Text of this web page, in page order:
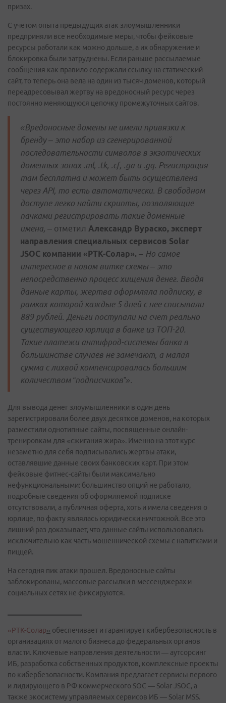
призах.
С учетом опыта предыдущих атак злоумышленники
предприняли все необходимые меры, чтобы фейковые
ресурсы работали как можно дольше, а их обнаружение и
блокировка были затруднены. Если раньше рассылаемые
сообщения как правило содержали ссылку на статический
сайт, то теперь она вела на один из тысяч доменов, который
переадресовывал жертву на вредоносный ресурс через
постоянно меняющуюся цепочку промежуточных сайтов.
«Вредоносные домены не имели привязки к
бренду – это набор из сгенерированной
последовательности символов в экзотических
доменных зонах .ml, .tk, .cf, .ga и .gq. Регистрация
там бесплатна и может быть осуществлена
через API, то есть автоматически. В свободном
доступе легко найти скрипты, позволяющие
пачками регистрировать такие доменные
имена, – отметил Александр Вураско, эксперт
направления специальных сервисов Solar
JSOC компании «РТК-Солар». – Но самое
интересное в новом витке схемы – это
непосредственно процесс хищения денег. Вводя
данные карты, жертва оформляла подписку, в
рамках которой каждые 5 дней с нее списывали
889 рублей. Деньги поступали на счет реально
существующего юрлица в банке из ТОП-20.
Такие платежи антифрод-системы банка в
большинстве случаев не замечают, а малая
сумма с лихвой компенсировалась большим
количеством “подписчиков”».
Для вывода денег злоумышленники в один день
зарегистрировали более двух десятков доменов, на которых
разместили однотипные сайты, посвященные онлайн-
тренировкам для «сжигания жира». Именно на этот курс
незаметно для себя подписывались жертвы атаки,
оставлявшие данные своих банковских карт. При этом
фейковые фитнес-сайты были максимально
нефункциональными: большинство опций не работало,
подробные сведения об оформляемой подписке
отсутствовали, а публичная оферта, хоть и имела сведения о
юрлице, по факту являлась юридически ничтожной. Все это
лишний раз доказывает, что данные сайты использовались
исключительно как часть мошеннической схемы с напитками и
пиццей.
На сегодня пик атаки прошел. Вредоносные сайты
заблокированы, массовые рассылки в мессенджерах и
социальных сетях не фиксируются.
«РТК-Солар» обеспечивает и гарантирует кибербезопасность в
организациях от малого бизнеса до федеральных органов
власти. Ключевые направления деятельности — аутсорсинг
ИБ, разработка собственных продуктов, комплексные проекты
по кибербезопасности. Компания предлагает сервисы первого
и лидирующего в РФ коммерческого SOC — Solar JSOC, а
также экосистему управляемых сервисов ИБ — Solar MSS.